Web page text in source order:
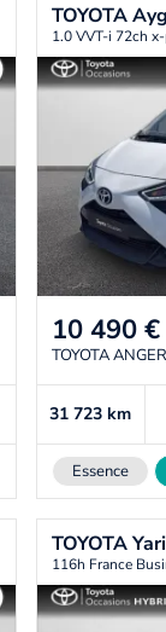
TOYOTA
1.0 VVT-i 72ch
10 490 €
TOYOTA
31 723km
Essence
TOYOTA
116h France